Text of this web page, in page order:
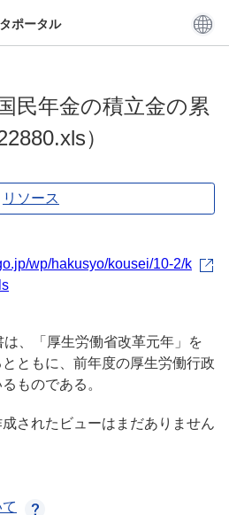
ポータル
民年金の積立金の累
）
リソース
wp/hakusyo/kousei/10-2/k
、「厚生労働省改革元年」を
ともに、前年度の厚生労働行政
ものである。
されたビューはまだありません